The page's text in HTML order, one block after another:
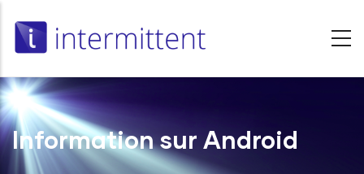
contenu
principal
Information sur Android